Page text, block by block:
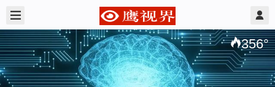
356°
Nancy @ 鹰视界 2020/2/26